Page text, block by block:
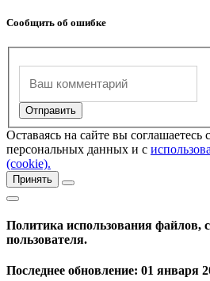
Сообщить об ошибке
Оставаясь на сайте вы
персональных данных и с
(cookie).
Принять
Политика использования файлов,
пользователя.
Последнее обновление: 01 января